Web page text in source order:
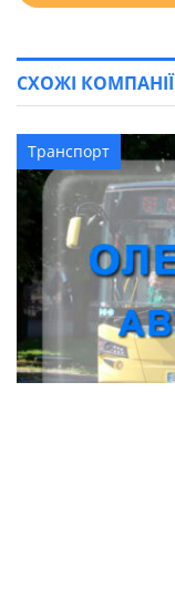
СХОЖІ КОМПАНІЇ
Транспорт